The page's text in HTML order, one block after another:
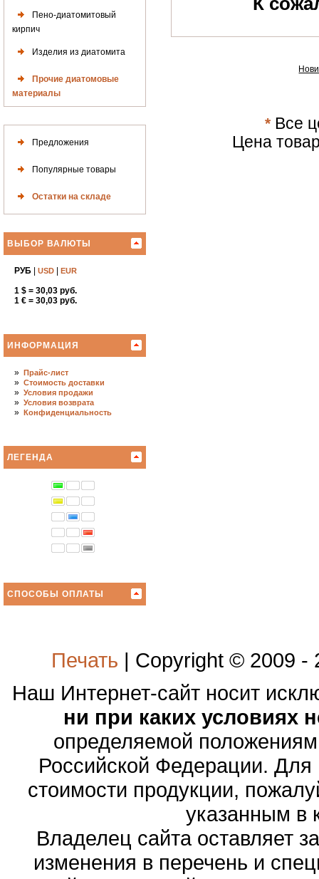
Пено-диатомитовый
кирпич
Изделия из диатомита
Прочие диатомовые
материалы
Предложения
Популярные товары
Остатки на складе
ВЫБОР ВАЛЮТЫ
РУБ USD EUR
1 $ = 30,03 руб.
1 € = 30,03 руб.
ИНФОРМАЦИЯ
» Прайс-лист
» Стоимость доставки
» Условия продажи
» Условия возврата
» Конфиденциальность
ЛЕГЕНДА
СПОСОБЫ ОПЛАТЫ
* Все
Цена
Печать | Copyright © 2009 -
Наш Интернет-сайт носит
ни при каких условиях
определяемой
Российской Федерации.
стоимости продукции,
указанным в
Владелец сайта оставляет
изменения в перечень и